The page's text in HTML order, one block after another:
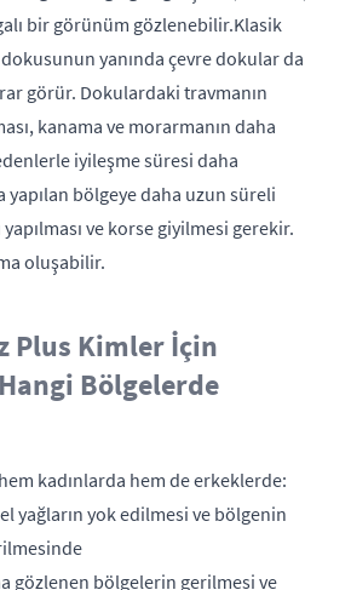
bir görünüm gözlenebilir.Klasik
yanında çevre dokular da
görür. Dokulardaki travmanın
kanama ve morarmanın daha
iyileşme süresi daha
yapılan bölgeye daha uzun süreli
ve korse giyilmesi gerekir.
oluşabilir.
Plus Kimler İçin
Bölgelerde
kadınlarda hem de erkeklerde:
yağların yok edilmesi ve bölgenin
gözlenen bölgelerin gerilmesi ve